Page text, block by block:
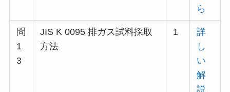
ら
問
1
3
JIS K 0095 排ガス試料採取
方法
1
詳
し
い
解
説